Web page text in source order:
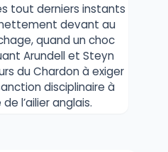
tout derniers instants
nettement devant au
quand un choc
Arundell et Steyn
du Chardon à exiger
disciplinaire à
l’ailier anglais.